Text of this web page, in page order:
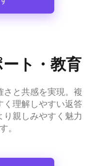
ト・教育
さと共感を実現。複
く理解しやすい返答
り親しみやすく魅力
。